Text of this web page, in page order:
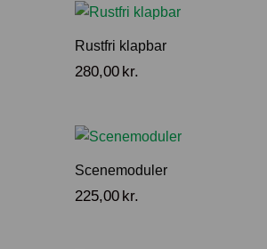
Rustfri klapbar
280,00 kr.
Scenemoduler
225,00 kr.